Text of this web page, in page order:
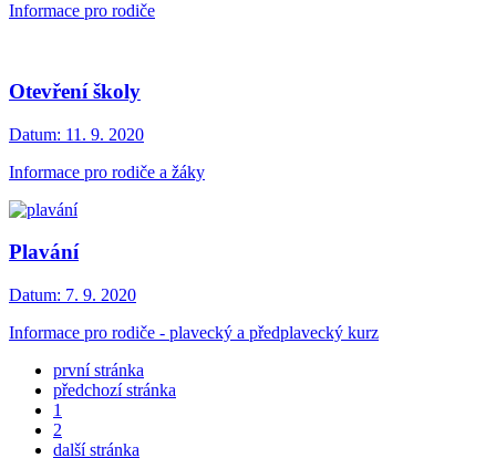
Informace pro rodiče
Otevření školy
Datum: 11. 9. 2020
Informace pro rodiče a žáky
Plavání
Datum: 7. 9. 2020
Informace pro rodiče - plavecký a předplavecký kurz
první stránka
předchozí stránka
1
2
další stránka